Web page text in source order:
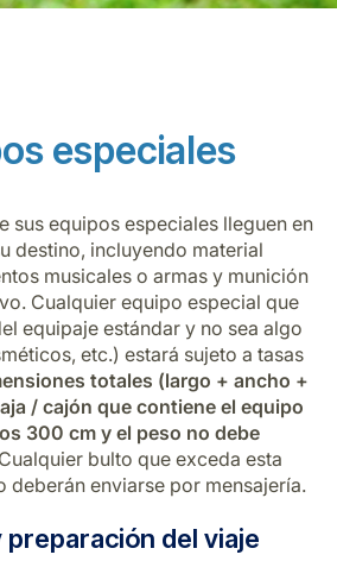
especiales
sus equipos especiales lleguen en
destino, incluyendo material
musicales o armas y munición
Cualquier equipo especial que
equipaje estándar y no sea algo
etc.) estará sujeto a tasas
totales (largo + ancho +
/ cajón que contiene el equipo
300 cm y el peso no debe
Cualquier bulto que exceda esta
deberán enviarse por mensajería.
preparación del viaje